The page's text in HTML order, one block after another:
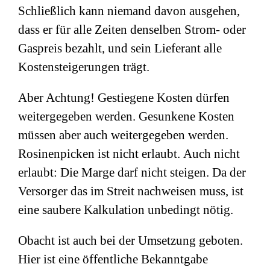
Schließlich kann niemand davon ausgehen,
dass er für alle Zeiten denselben Strom- oder
Gaspreis bezahlt, und sein Lieferant alle
Kostensteigerungen trägt.
Aber Achtung! Gestiegene Kosten dürfen
weitergegeben werden. Gesunkene Kosten
müssen aber auch weitergegeben werden.
Rosinenpicken ist nicht erlaubt. Auch nicht
erlaubt: Die Marge darf nicht steigen. Da der
Versorger das im Streit nachweisen muss, ist
eine saubere Kalkulation unbedingt nötig.
Obacht ist auch bei der Umsetzung geboten.
Hier ist eine öffentliche Bekanntgabe